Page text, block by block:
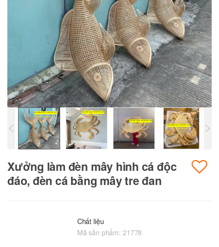
Xưởng làm đèn mây hình cá độc
đáo, đèn cá bằng mây tre đan
Chất liệu
Mã sản phẩm: 21778